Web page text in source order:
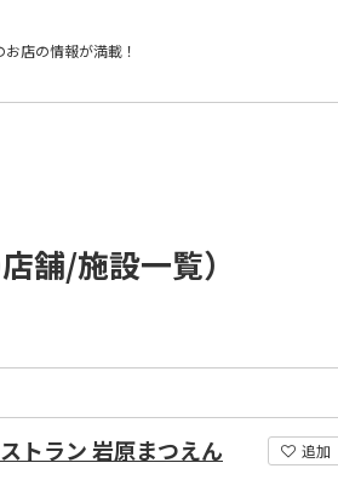
お店の情報が満載！
舗/施設一覧）
追加
トラン 岩原まつえん